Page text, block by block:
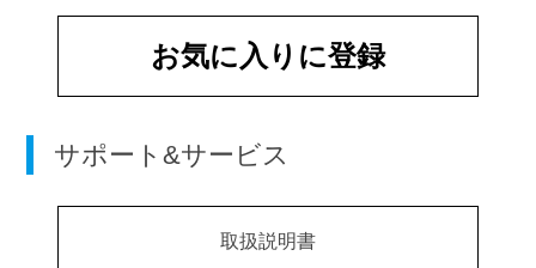
お気に入りに登録
サポート&サービス
取扱説明書